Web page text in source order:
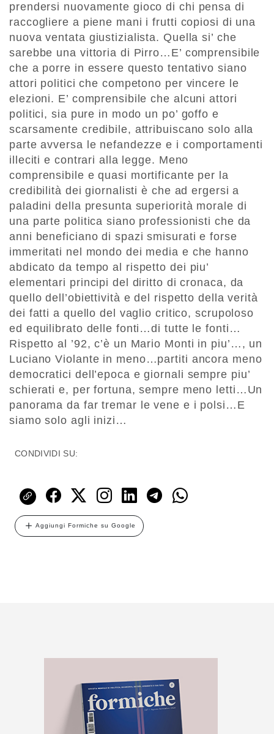
prendersi nuovamente gioco di chi pensa di
raccogliere a piene mani i frutti copiosi di una
nuova ventata giustizialista. Quella si’ che
sarebbe una vittoria di Pirro…E’ comprensibile
che a porre in essere questo tentativo siano
attori politici che competono per vincere le
elezioni. E’ comprensibile che alcuni attori
politici, sia pure in modo un po’ goffo e
scarsamente credibile, attribuiscano solo alla
parte avversa le nefandezze e i comportamenti
illeciti e contrari alla legge. Meno
comprensibile e quasi mortificante per la
credibilità dei giornalisti è che ad ergersi a
paladini della presunta superiorità morale di
una parte politica siano professionisti che da
anni beneficiano di spazi smisurati e forse
immeritati nel mondo dei media e che hanno
abdicato da tempo al rispetto dei piu’
elementari principi del diritto di cronaca, da
quello dell’obiettività e del rispetto della verità
dei fatti a quello del vaglio critico, scrupoloso
ed equilibrato delle fonti…di tutte le fonti…
Rispetto al ’92, c’è un Mario Monti in piu’…, un
Luciano Violante in meno…partiti ancora meno
democratici dell’epoca e giornali sempre piu’
schierati e, per fortuna, sempre meno letti…Un
panorama da far tremar le vene e i polsi…E
siamo solo agli inizi…
CONDIVIDI SU:
Aggiungi Formiche su Google